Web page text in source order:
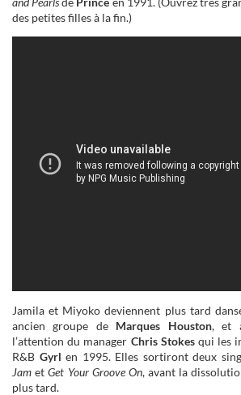
des petites filles à la fin.)
Jamila et Miyoko deviennent plus tard
ancien groupe de Marques Houston, et
l’attention du manager Chris Stokesqui les
R&B Gyrl en 1995. Elles sortiront deux
Jam etGet Your Groove On, avant la
plus tard.